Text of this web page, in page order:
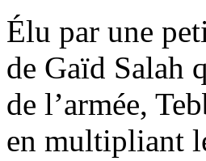
Élu par une
de Gaïd Salah
de l’armée,
en multipliant